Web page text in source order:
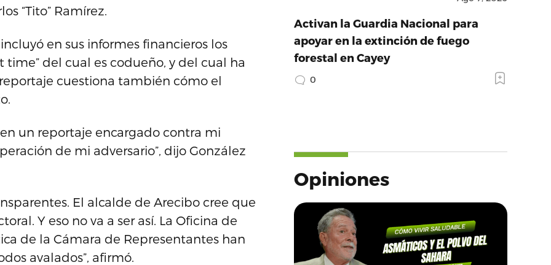
“Tito” Ramírez.
en sus informes financieros los
time” del cual es codueño, y del cual ha
cuestiona también cómo el
un reportaje encargado contra mi
de mi adversario”, dijo González
El alcalde de Arecibo cree que
Y eso no va a ser así. La Oficina de
de la Cámara de Representantes han
avalados”, afirmó.
Activan la Guardia Nacional para
apoyar en la extinción de fuego
forestal en Cayey
0
Opiniones